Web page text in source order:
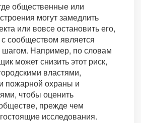
общественные или
могут замедлить
или вовсе остановить его,
сообществом является
Например, по словам
может снизить этот риск,
властями,
пожарной охраны и
чтобы оценить
прежде чем
исследования.